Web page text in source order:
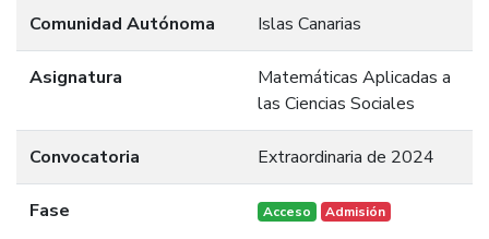
Comunidad Autónoma Islas Canarias
Asignatura
Matemáticas Aplicadas a
las Ciencias Sociales
Convocatoria Extraordinaria de 2024
Fase Acceso Admisión